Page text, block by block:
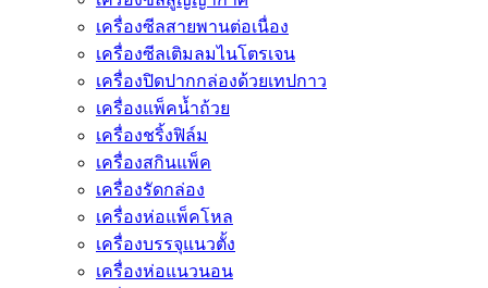
เครื่องซีลสายพานต่อเนื่อง
เครื่องซีลเติมลมไนโตรเจน
เครื่องปิดปากกล่องด้วยเทปกาว
เครื่องแพ็คน้ำถ้วย
เครื่องชริ้งฟิล์ม
เครื่องสกินแพ็ค
เครื่องรัดกล่อง
เครื่องห่อแพ็คโหล
เครื่องบรรจุแนวตั้ง
เครื่องห่อแนวนอน